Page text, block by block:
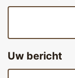
Uw bericht